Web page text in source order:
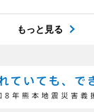
もっと見る